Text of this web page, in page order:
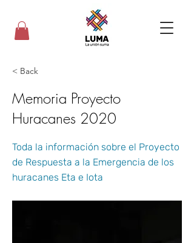
< Back
Memoria Proyecto
Huracanes 2020
Toda la información sobre el Proyecto
de Respuesta a la Emergencia de los
huracanes Eta e Iota